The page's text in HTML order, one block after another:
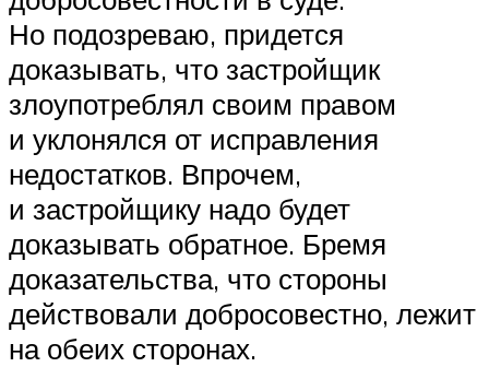
Но подозреваю, придется
доказывать, что застройщик
злоупотреблял своим правом
и уклонялся от исправления
недостатков. Впрочем,
и застройщику надо будет
доказывать обратное. Бремя
доказательства, что стороны
действовали добросовестно, лежит
на обеих сторонах.